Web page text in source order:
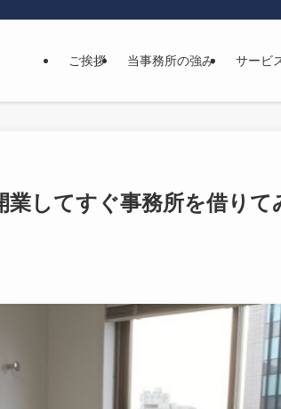
ご挨拶 当事務所の強み サービ
業してすぐ事務所を借り